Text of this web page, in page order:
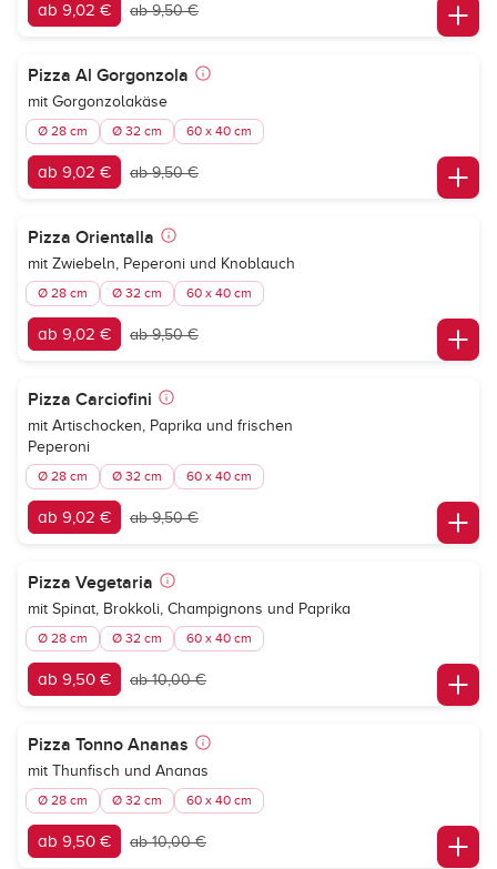
ab 9,02 € ab 9,50 €
Pizza Al Gorgonzola
mit Gorgonzolakäse
Ø 28 cm Ø 32 cm 60 x 40 cm
ab 9,02 € ab 9,50 €
Pizza Orientalla
mit Zwiebeln, Peperoni und Knoblauch
Ø 28 cm Ø 32 cm 60 x 40 cm
ab 9,02 € ab 9,50 €
Pizza Carciofini
mit Artischocken, Paprika und frischen
Peperoni
Ø 28 cm Ø 32 cm 60 x 40 cm
ab 9,02 € ab 9,50 €
Pizza Vegetaria
mit Spinat, Brokkoli, Champignons und Paprika
Ø 28 cm Ø 32 cm 60 x 40 cm
ab 9,50 € ab 10,00 €
Pizza Tonno Ananas
mit Thunfisch und Ananas
Ø 28 cm Ø 32 cm 60 x 40 cm
ab 9,50 € ab 10,00 €